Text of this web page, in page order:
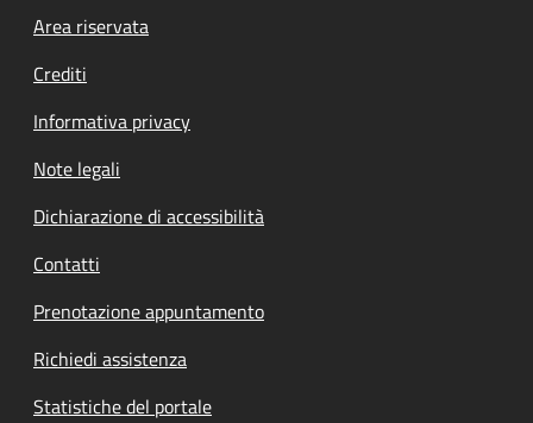
Footer menu
Area riservata
Crediti
Informativa privacy
Note legali
Dichiarazione di accessibilità
Contatti
Prenotazione appuntamento
Richiedi assistenza
Statistiche del portale